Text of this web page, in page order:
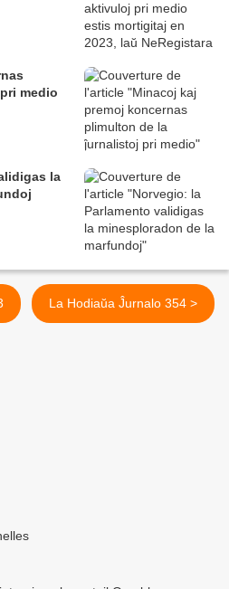
medio
la
La Hodiaŭa Ĵurnalo 354 >